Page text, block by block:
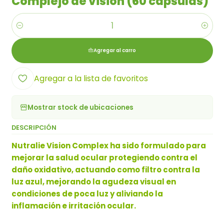
Cantidad
Agregar al carro
Agregar a la lista de favoritos
Mostrar stock de ubicaciones
DESCRIPCIÓN
Nutralie Vision Complex ha sido formulado para
mejorar la salud ocular protegiendo contra el
daño oxidativo, actuando como filtro contra la
luz azul, mejorando la agudeza visual en
condiciones de poca luz y aliviando la
inflamación e irritación ocular.